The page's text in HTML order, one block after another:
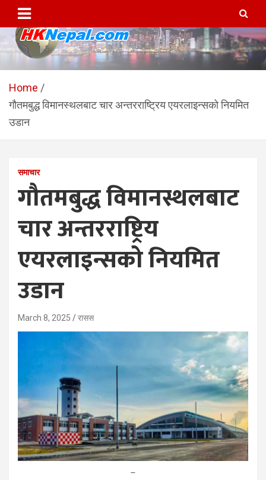
content
HKNepal.com – हङकङबाट
सञ्चालित पहिलो नेपाली अनलाईन
पत्रिका
hknepal, hknepal.com, hk nepal, hk nepal com
Home
गौतमबुद्ध विमानस्थलबाट चार अन्तरराष्ट्रिय एयरलाइन्सको नियमित
उडान
समाचार
गौतमबुद्ध विमानस्थलबाट
चार अन्तरराष्ट्रिय
एयरलाइन्सको नियमित
उडान
March 8, 2025 रासस
–